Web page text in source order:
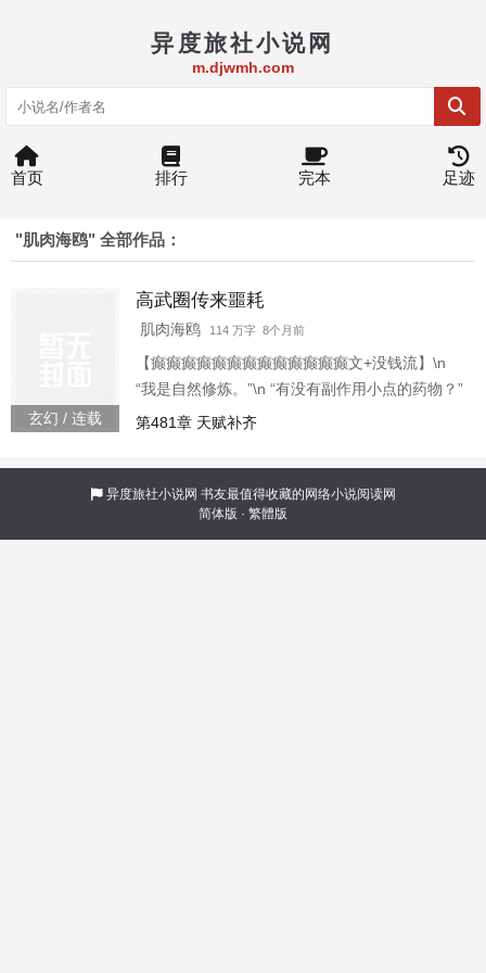
异度旅社小说网
m.djwmh.com
首页 排行 完本 足迹
"肌肉海鸥" 全部作品：
玄幻 / 连载
高武圈传来噩耗
肌肉海鸥 114 万字 8个月前
【癫癫癫癫癫癫癫癫癫癫癫癫癫文+没钱流】\n
“我是自然修炼。”\n “有没有副作用小点的药物？”
\n “没办法，就打两针！如果出现副作用以后就不
应该不会叠加。”\n “感觉我已经适应药物了，或许
可以尝试副作用更大的？”\n “这药物浓度不够
啊。”\n “多种药物叠加，效果是不是更好？”\n “什
么叫我头尖尖的？那我问你那我问你那我问你那
第481章 天赋补齐
异度旅社小说网 书友最值得收藏的网络小说阅读网
简体版 · 繁體版